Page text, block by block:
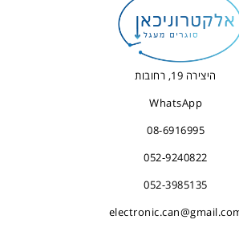
היצירה 19, רחובות
WhatsApp
08-6916995
052-9240822
052-3985135